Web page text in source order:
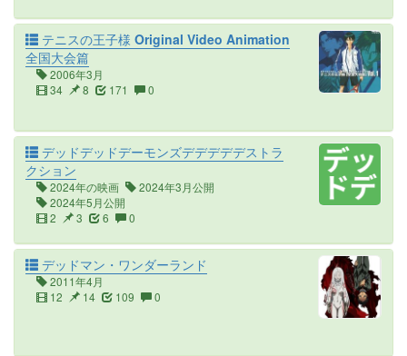
テニスの王子様 Original Video Animation
全国大会篇
2006年3月
34
8 171 0
デッドデッドデーモンズデデデデデストラ
クション
2024年の映画
2024年3月公開
2024年5月公開
2
3 6 0
デッドマン・ワンダーランド
2011年4月
12
14 109 0